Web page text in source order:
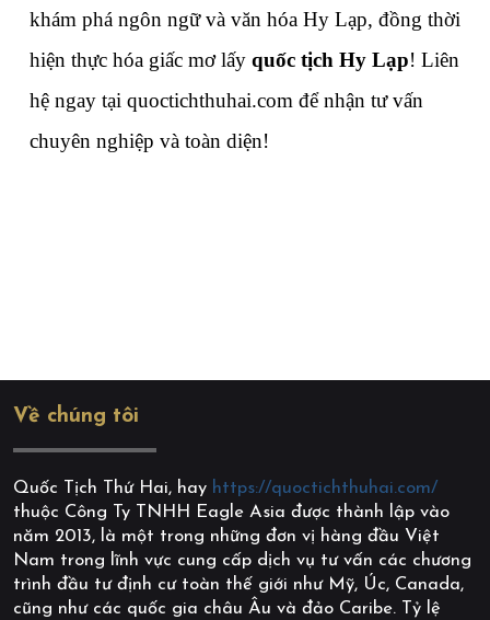
khám phá ngôn ngữ và văn hóa Hy Lạp, đồng thời
hiện thực hóa giấc mơ lấy quốc tịch Hy Lạp! Liên
hệ ngay tại quoctichthuhai.com để nhận tư vấn
chuyên nghiệp và toàn diện!
Về chúng tôi
Quốc Tịch Thứ Hai, hay https://quoctichthuhai.com/
thuộc Công Ty TNHH Eagle Asia được thành lập vào
năm 2013, là một trong những đơn vị hàng đầu Việt
Nam trong lĩnh vực cung cấp dịch vụ tư vấn các chương
trình đầu tư định cư toàn thế giới như Mỹ, Úc, Canada,
cũng như các quốc gia châu Âu và đảo Caribe. Tỷ lệ